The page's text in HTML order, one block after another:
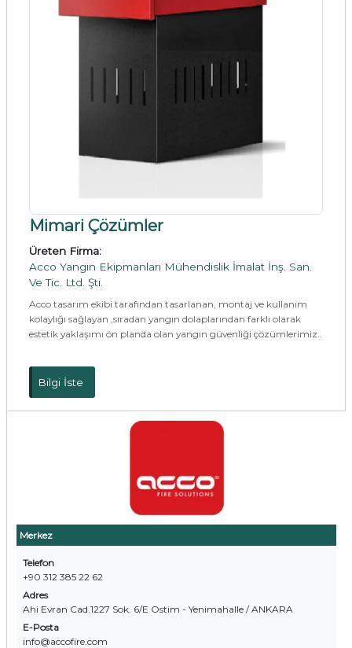
Merkez
Telefon
+90 312 385 22 62
Adres
Ahi Evran Cad.1227 Sok. 6/E Ostim - Yenimahalle / ANKARA
E-Posta
info@accofire.com
Mimari Çözümler
Üreten Firma:
Acco Yangın Ekipmanları Mühendislik İmalat İnş. San.
Ve Tic. Ltd. Şti.
Acco tasarım ekibi tarafından tasarlanan, montaj ve kullanım
kolaylığı sağlayan ,sıradan yangın dolaplarından farklı olarak
estetik yaklaşımı ön planda olan yangın güvenliği çözümlerimiz..
Bilgi İste